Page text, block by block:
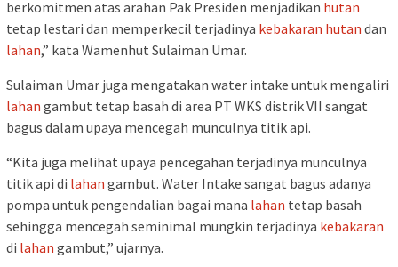
berkomitmen atas arahan Pak Presiden menjadikan hutan
tetap lestari dan memperkecil terjadinya kebakaran hutan dan
lahan,” kata Wamenhut Sulaiman Umar.
Sulaiman Umar juga mengatakan water intake untuk mengaliri
lahan gambut tetap basah di area PT WKS distrik VII sangat
bagus dalam upaya mencegah munculnya titik api.
“Kita juga melihat upaya pencegahan terjadinya munculnya
titik api di lahan gambut. Water Intake sangat bagus adanya
pompa untuk pengendalian bagai mana lahan tetap basah
sehingga mencegah seminimal mungkin terjadinya kebakaran
di lahan gambut,” ujarnya.